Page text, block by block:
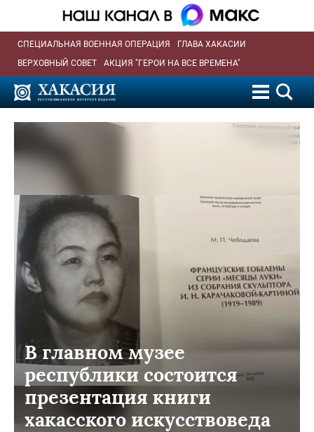
СПЕЦИАЛЬНАЯ ВОЕННАЯ ОПЕРАЦИЯ
ГЛАВА ХАКАСИИ
ВЕРХОВНЫЙ СОВЕТ
АКЦИЯ "ГЕРОИ НА ВСЕ ВРЕМЕНА"
В главном музее
республики состоится
презентация книги
хакасского искусствоведа